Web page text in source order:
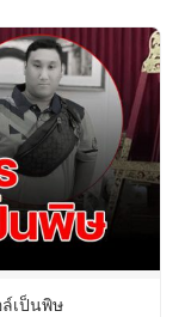
เป็นพิษ